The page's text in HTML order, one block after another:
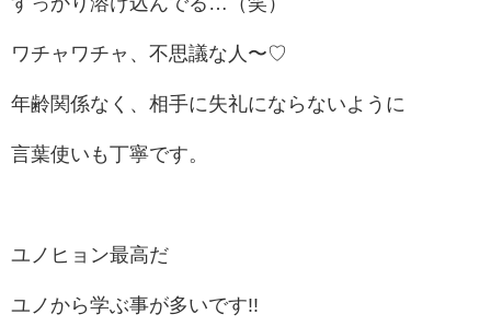
ワチャワチャ、不思議な人〜♡
年齢関係なく、相手に失礼にならないように
言葉使いも丁寧です。
ユノヒョン最高だ
ユノから学ぶ事が多いです!!